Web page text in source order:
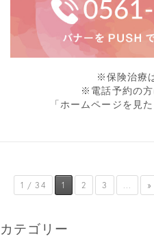
※保険治療
※電話予約の
「ホームページを見
1 / 34 1 2 3 »
カテゴリー